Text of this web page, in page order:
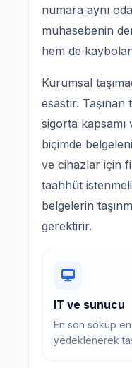
numara aynı
muhasebenin
hem de
Kurumsal
esastır.
sigorta kapsamı
biçimde
ve cihazlar için
taahhüt
belgelerin
gerektirir.
IT ve sunucu
En son söküp
yedeklenerek